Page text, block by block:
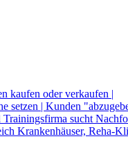
kaufen oder verkaufen |
setzen | Kunden
sucht
Krankenhäuser, Reha-